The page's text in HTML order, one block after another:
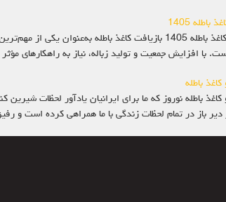
باطله 1405
خرید کاغذ باطله 1405 بازیافت کاغذ باطله
با افزایش جمعیت و تولید زباله، نیاز به راهکارهای مؤثر
کاغذ باطله
کاغذ باطله نوروز که ما برای ایرانیان یادآور لحظات
دیر باز در تمام لحظات زندگی با ما همراهی کرده است و